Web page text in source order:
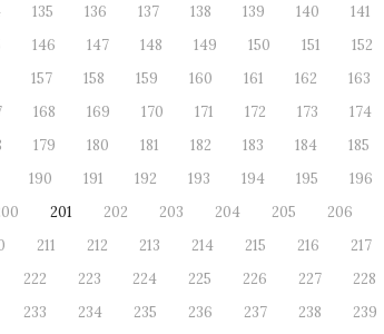
135 136 137 138 139 140 141
146 147 148 149 150 151 152
157 158 159 160 161 162 163
168 169 170 171 172 173 174
179 180 181 182 183 184 185
190 191 192 193 194 195 196
201 202 203 204 205 206
211 212 213 214 215 216 217
222 223 224 225 226 227 228
233 234 235 236 237 238 239